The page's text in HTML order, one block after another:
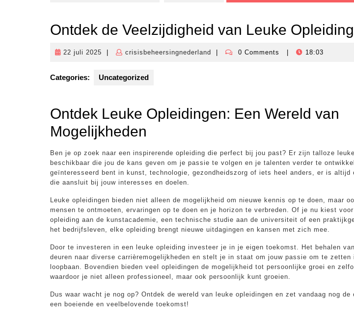
Ontdek de Veelzijdigheid van Leuke
22 juli 2025
22
2025
crisisbeheersingnederland
crisisbeheersingnederland
0 Comments 18:03
Categories: Uncategorized
Ontdek Leuke Opleidingen: Een Wereld van
Mogelijkheden
Ben je op zoek naar een inspirerende opleiding die perfect bij jou past? Er zijn talloze
beschikbaar die jou de kans geven om je passie te volgen en je talenten verder te
geïnteresseerd bent in kunst, technologie, gezondheidszorg of iets heel anders, er is altijd
die aansluit bij jouw interesses en doelen.
Leuke opleidingen bieden niet alleen de mogelijkheid om nieuwe kennis op te doen, maar
mensen te ontmoeten, ervaringen op te doen en je horizon te verbreden. Of je nu kiest
opleiding aan de kunstacademie, een technische studie aan de universiteit of een
het bedrijfsleven, elke opleiding brengt nieuwe uitdagingen en kansen met zich mee.
Door te investeren in een leuke opleiding investeer je in je eigen toekomst. Het behalen
deuren naar diverse carrièremogelijkheden en stelt je in staat om jouw passie om te zetten
loopbaan. Bovendien bieden veel opleidingen de mogelijkheid tot persoonlijke groei en
waardoor je niet alleen professioneel, maar ook persoonlijk kunt groeien.
Dus waar wacht je nog op? Ontdek de wereld van leuke opleidingen en zet vandaag nog de
een boeiende en veelbelovende toekomst!